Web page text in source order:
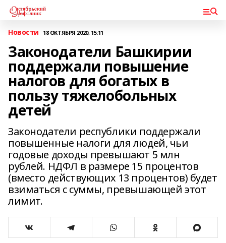
Новости 18 ОКТЯБРЯ 2020, 15:11
Законодатели Башкирии
поддержали повышение
налогов для богатых в
пользу тяжелобольных
детей
Законодатели республики поддержали
повышенные налоги для людей, чьи
годовые доходы превышают 5 млн
рублей. НДФЛ в размере 15 процентов
(вместо действующих 13 процентов) будет
взиматься с суммы, превышающей этот
лимит.